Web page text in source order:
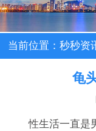
当前位置：秒秒资
龟
性生活一直是